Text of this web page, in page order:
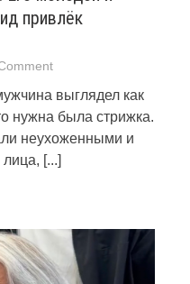
привлёк
выглядел как
нужна была стрижка.
неухоженными и
[...]